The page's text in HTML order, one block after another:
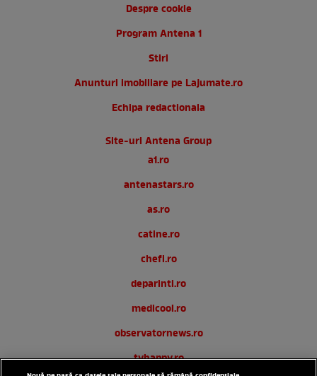
Despre cookie
Program Antena 1
Stiri
Anunturi imobiliare pe Lajumate.ro
Echipa redactionala
Site-uri Antena Group
a1.ro
antenastars.ro
as.ro
catine.ro
chefi.ro
deparinti.ro
medicool.ro
observatornews.ro
tvhappy.ro